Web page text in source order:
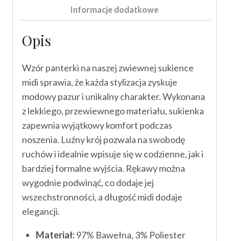
Informacje dodatkowe
Opis
Wzór panterki na naszej zwiewnej sukience
midi sprawia, że każda stylizacja zyskuje
modowy pazur i unikalny charakter. Wykonana
z lekkiego, przewiewnego materiału, sukienka
zapewnia wyjątkowy komfort podczas
noszenia. Luźny krój pozwala na swobodę
ruchów i idealnie wpisuje się w codzienne, jak i
bardziej formalne wyjścia. Rękawy można
wygodnie podwinąć, co dodaje jej
wszechstronności, a długość midi dodaje
elegancji.
Materiał:97% Bawełna, 3% Poliester